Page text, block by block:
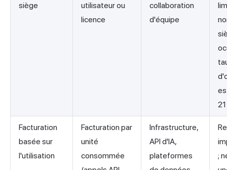
siège
utilisateur ou
licence
collaboration
d'équipe
Facturation
basée sur
l'utilisation
Facturation par
unité
consommée
Infrastructure,
API d'IA,
plateformes
;